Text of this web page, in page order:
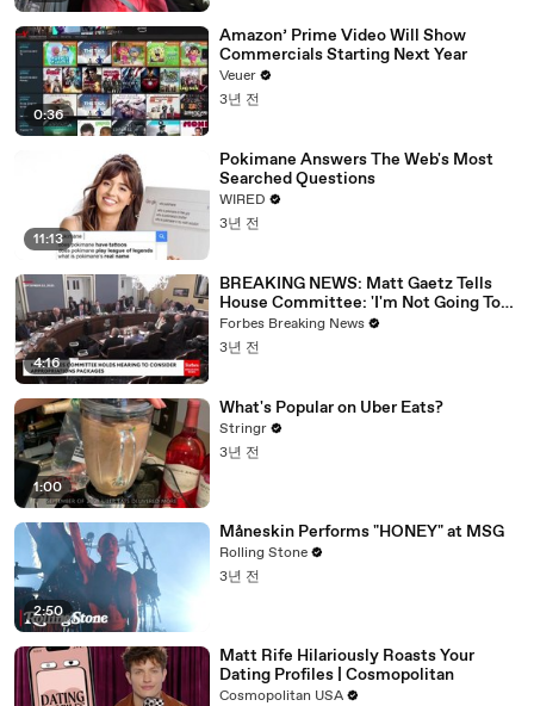
0:36
Amazon’ Prime Video Will Show
Commercials Starting Next Year
Veuer
3년 전
11:13
Pokimane Answers The Web's Most
Searched Questions
WIRED
3년 전
4:16
BREAKING NEWS: Matt Gaetz Tells
House Committee: 'I'm Not Going To
Vote For A Continuing Resolution'
Forbes Breaking News
3년 전
1:00
What's Popular on Uber Eats?
Stringr
3년 전
2:50
Måneskin Performs "HONEY" at MSG
Rolling Stone
3년 전
Matt Rife Hilariously Roasts Your
Dating Profiles | Cosmopolitan
Cosmopolitan USA